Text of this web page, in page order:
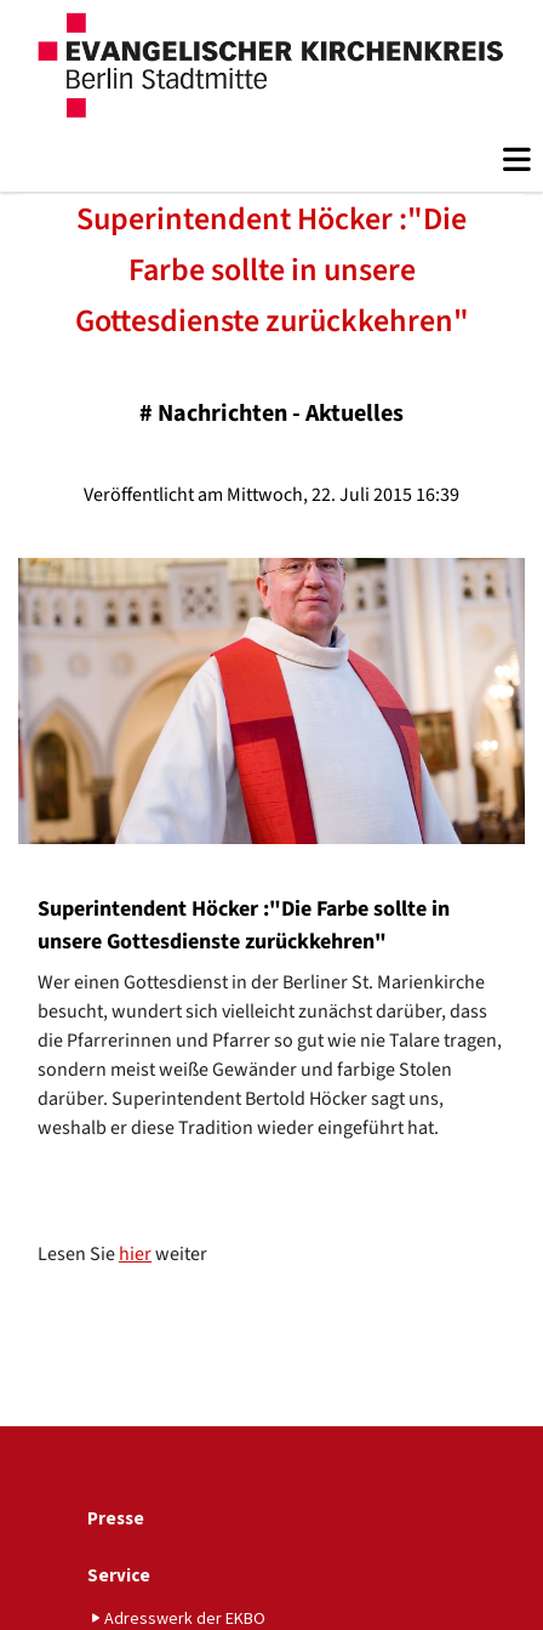
Superintendent Höcker :"Die
Farbe sollte in unsere
Gottesdienste zurückkehren"
# Nachrichten - Aktuelles
Veröffentlicht am Mittwoch, 22. Juli 2015 16:39
Superintendent Höcker :"Die Farbe sollte in
unsere Gottesdienste zurückkehren"
Wer einen Gottesdienst in der Berliner St. Marienkirche
besucht, wundert sich vielleicht zunächst darüber, dass
die Pfarrerinnen und Pfarrer so gut wie nie Talare tragen,
sondern meist weiße Gewänder und farbige Stolen
darüber. Superintendent Bertold Höcker sagt uns,
weshalb er diese Tradition wieder eingeführt hat.
Lesen Siehierweiter
Presse
Service
Adresswerk der EKBO